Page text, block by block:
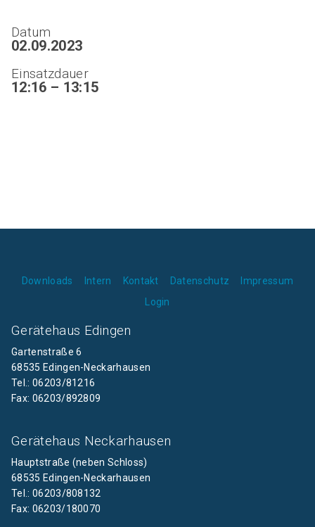
Datum
02.09.2023
Einsatzdauer
12:16 – 13:15
Downloads Intern Kontakt Datenschutz
Impressum
Login
Gerätehaus Edingen
Gartenstraße 6
68535 Edingen-Neckarhausen
Tel.: 06203/81216
Fax: 06203/892809
Gerätehaus Neckarhausen
Hauptstraße (neben Schloss)
68535 Edingen-Neckarhausen
Tel.: 06203/808132
Fax: 06203/180070